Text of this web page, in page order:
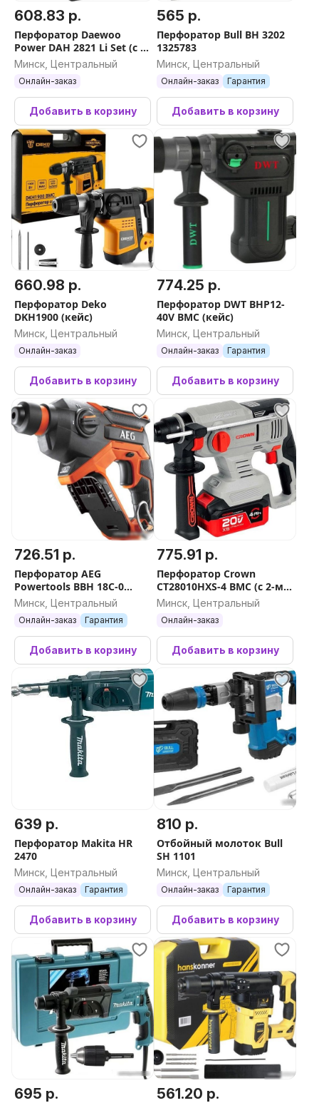
608.83 р.
Перфоратор Daewoo
Power DAH 2821 Li Set (с 1-
им АКБ, кейс)
Минск, Центральный
Онлайн-заказ
Добавить в корзину
565 р.
Перфоратор Bull BH 3202
1325783
Минск, Центральный
Онлайн-заказ Гарантия
Добавить в корзину
660.98 р.
Перфоратор Deko
DKH1900 (кейс)
Минск, Центральный
Онлайн-заказ
Добавить в корзину
774.25 р.
Перфоратор DWT BHP12-
40V BMC (кейс)
Минск, Центральный
Онлайн-заказ Гарантия
Добавить в корзину
726.51 р.
Перфоратор AEG
Powertools BBH 18C-0
4935464984 (без АКБ)
Минск, Центральный
Онлайн-заказ Гарантия
Добавить в корзину
775.91 р.
Перфоратор Crown
CT28010HXS-4 BMC (с 2-мя
АКБ)
Минск, Центральный
Онлайн-заказ
Добавить в корзину
639 р.
Перфоратор Makita HR
2470
Минск, Центральный
Онлайн-заказ Гарантия
Добавить в корзину
810 р.
Отбойный молоток Bull
SH 1101
Минск, Центральный
Онлайн-заказ Гарантия
Добавить в корзину
695 р. 561.20 р.